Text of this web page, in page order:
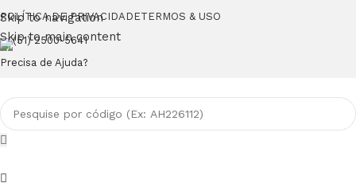
Skip to navigation
Skip to main content
POLÍTICA DE PRIVACIDADETERMOS & USO
(51) 2500-5641
Precisa de Ajuda?